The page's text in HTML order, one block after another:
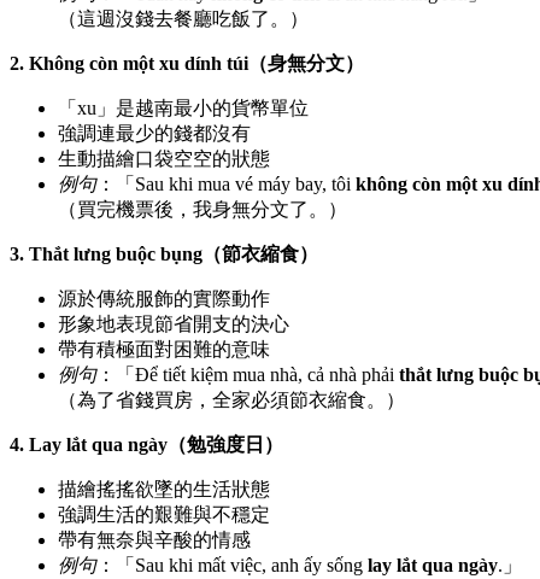
（這週沒錢去餐廳吃飯了。）
2. Không còn một xu dính túi（身無分文）
「xu」是越南最小的貨幣單位
強調連最少的錢都沒有
生動描繪口袋空空的狀態
例句：「Sau khi mua vé máy bay, tôi không còn một xu
（買完機票後，我身無分文了。）
3. Thắt lưng buộc bụng（節衣縮食）
源於傳統服飾的實際動作
形象地表現節省開支的決心
帶有積極面對困難的意味
例句：「Để tiết kiệm mua nhà, cả nhà phải thắt lưng buộc
（為了省錢買房，全家必須節衣縮食。）
4. Lay lắt qua ngày（勉強度日）
描繪搖搖欲墜的生活狀態
強調生活的艱難與不穩定
帶有無奈與辛酸的情感
例句：「Sau khi mất việc, anh ấy sống lay lắt qua ngày.」